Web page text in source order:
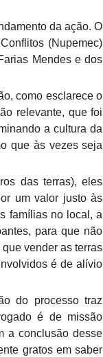
da ação. O
(Nupemec)
Mendes e dos
como esclarece o
relevante, que foi
a cultura da
que às vezes seja
das terras), eles
um valor justo às
famílias no local, a
para que não
vender as terras
é de alívio
do processo traz
é de missão
a conclusão desse
gratos em saber